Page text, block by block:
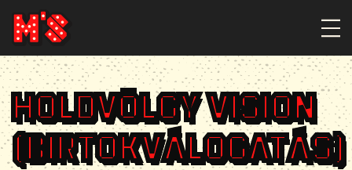
HOLDVÖLGY VISION
(BIRTOKVÁLOGATÁS)